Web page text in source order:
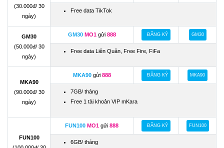
(30.000đ/ 30
ngày)
Free data TikTok
GM30
(50.000đ/ 30
ngày)
GM30 MO1 gửi 888 ĐĂNG KÝ GM30
Free data Liên Quân, Free Fire, FiFa
MKA90
(90.000đ/ 30
ngày)
MKA90 gửi 888 ĐĂNG KÝ MKA90
7GB/ tháng
Free 1 tài khoản VIP mKara
FUN100
FUN100 MO1 gửi 888 ĐĂNG KÝ FUN100
6GB/ tháng